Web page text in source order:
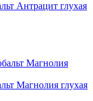
Антрацит глухая
Магнолия глухая